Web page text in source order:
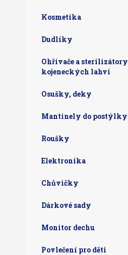
Kosmetika
Dudlíky
Ohřívače a sterilizátory
kojeneckých lahví
Osušky, deky
Mantinely do postýlky
Roušky
Elektronika
Chůvičky
Dárkové sady
Monitor dechu
Povlečení pro děti